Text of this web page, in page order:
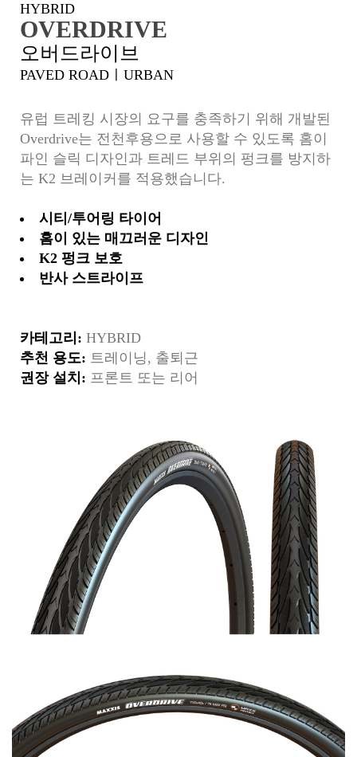
HYBRID
OVERDRIVE
오버드라이브
PAVED ROADㅣURBAN
유럽 트레킹 시장의 요구를 충족하기 위해 개발된
Overdrive는 전천후용으로 사용할 수 있도록 홈이
파인 슬릭 디자인과 트레드 부위의 펑크를 방지하
는 K2 브레이커를 적용했습니다.
시티/투어링 타이어
홈이 있는 매끄러운 디자인
K2 펑크 보호
반사 스트라이프
카테고리: HYBRID
추천 용도: 트레이닝, 출퇴근
권장 설치: 프론트 또는 리어